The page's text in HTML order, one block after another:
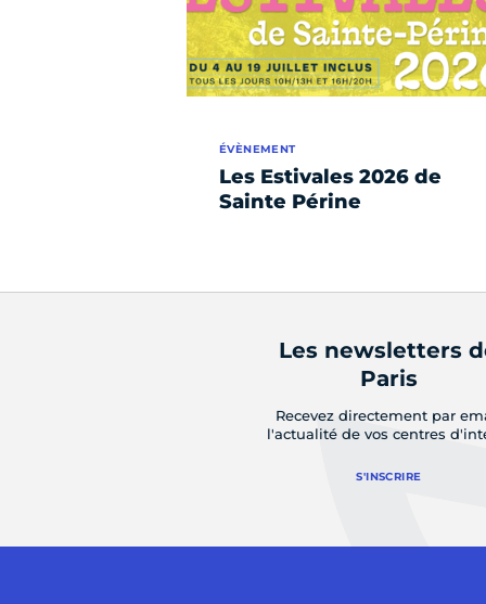
Les Estivales 2026 de
Sainte Périne
ÉVÈNEMENT
Les newsletters
Paris
Recevez directement par
l'actualité de vos centres
S'INSCRIRE